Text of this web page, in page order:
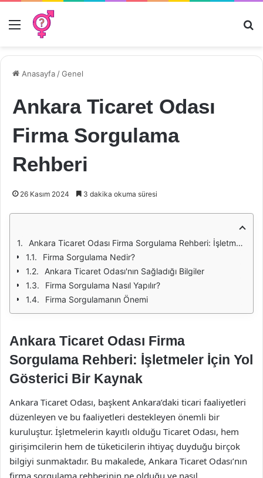
Menü
Anasayfa /Genel
Ankara Ticaret Odası
Firma Sorgulama
Rehberi
26 Kasım 2024 3 dakika okuma süresi
Ankara Ticaret Odası Firma Sorgulama Rehberi: İşletmeler İçin Yol Gösterici Bir Kaynak
Firma Sorgulama Nedir?
Ankara Ticaret Odası'nın Sağladığı Bilgiler
Firma Sorgulama Nasıl Yapılır?
Firma Sorgulamanın Önemi
Ankara Ticaret Odası Firma
Sorgulama Rehberi: İşletmeler İçin Yol
Gösterici Bir Kaynak
Ankara Ticaret Odası, başkent Ankara’daki ticari faaliyetleri
düzenleyen ve bu faaliyetleri destekleyen önemli bir
kuruluştur. İşletmelerin kayıtlı olduğu Ticaret Odası, hem
girişimcilerin hem de tüketicilerin ihtiyaç duyduğu birçok
bilgiyi sunmaktadır. Bu makalede, Ankara Ticaret Odası’nın
firma sorgulama rehberinin ne olduğu ve nasıl